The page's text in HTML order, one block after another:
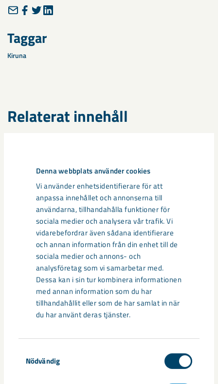
Denna webbplats använder cookies
Vi använder enhetsidentifierare för att
anpassa innehållet och annonserna till
användarna, tillhandahålla funktioner för
sociala medier och analysera vår trafik. Vi
vidarebefordrar även sådana identifierare
och annan information från din enhet till de
sociala medier och annons- och
analysföretag som vi samarbetar med.
Dessa kan i sin tur kombinera informationen
med annan information som du har
tillhandahållit eller som de har samlat in när
du har använt deras tjänster.
Nödvändig
Taggar
Kiruna
Relaterat innehåll
Sibirien-området i gamla Kiruna
centrum avvecklas under 2026
Under sommaren 2026 fortsätter avveckling av fastigheter i
– bland annat ...